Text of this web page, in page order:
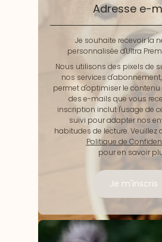
Adresse e-
Je souhaite recevoir la
personnalisée d'Ultra
Nous utilisons des pixels de
nos services
permet d'optimiser le contenu
des e-mails que vous
inscription inclut l'usage de
suivi pour adapter nos
habitudes de lecture. Veuillez
Politique de
pour en savoir
Je m'inscris